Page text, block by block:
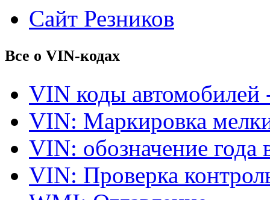
Сайт Резников
Все о VIN-кодах
VIN коды автомобилей
VIN: Маркировка
VIN: обозначение года
VIN: Проверка